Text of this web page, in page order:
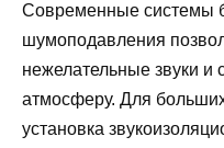
Современные системы
шумоподавления
нежелательные звуки и
атмосферу. Для
установка